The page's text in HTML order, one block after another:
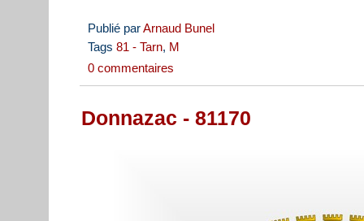
Publié parArnaud Bunel
Tags 81 - Tarn, M
0 commentaires
Donnazac - 81170